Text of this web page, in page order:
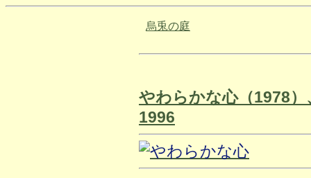
烏兎の庭
やわらかな心（1978）
1996